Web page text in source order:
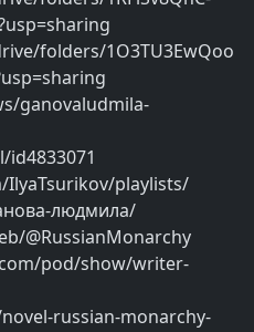
folders/1O3TU3EwQoo
ganovaludmila-
playlists/
людмила/
@RussianMonarchy
pod/show/writer-
russian-monarchy-